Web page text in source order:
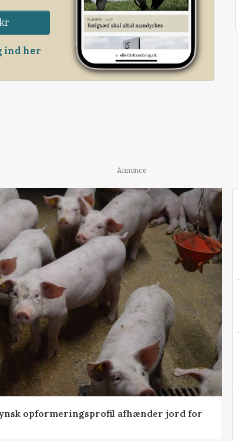
ind her
Annonce
opformeringsprofil afhænder jord for